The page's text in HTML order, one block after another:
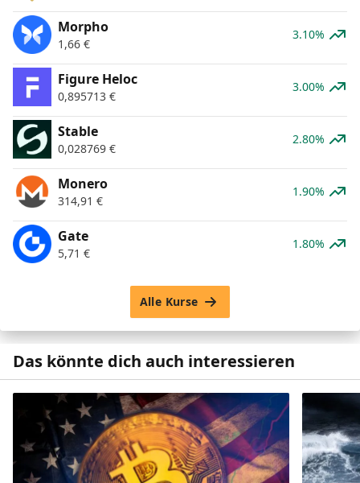
Morpho
1,66 €
3.10%
Figure Heloc
0,895713 €
3.00%
​​Stable
0,028769 €
2.80%
Monero
314,91 €
1.90%
Gate
5,71 €
1.80%
Alle Kurse
Das könnte dich auch interessieren